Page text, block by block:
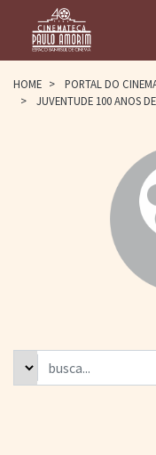
HOME
PAULO AMORIM
>
> EQUIPE
> ASSOCIAÇÃO
> BIBLIOTECA
ROMEU GRIMALDI
> GRADE
> PREÇOS E
DESCONTOS
HOME >
PORTAL DO
>
JUVENTUDE 100 ANOS